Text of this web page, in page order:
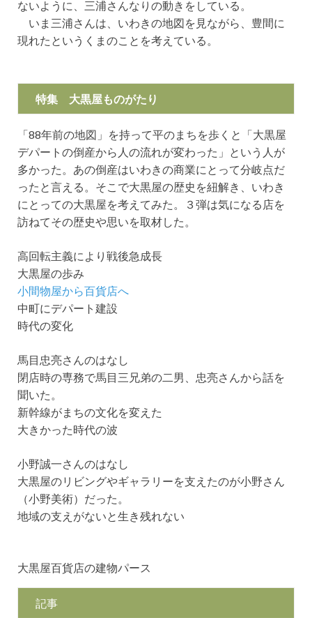
ないように、三浦さんなりの動きをしている。
いま三浦さんは、いわきの地図を見ながら、豊間に
現れたというくまのことを考えている。
特集 大黒屋ものがたり
「88年前の地図」を持って平のまちを歩くと「大黒屋
デパートの倒産から人の流れが変わった」という人が
多かった。あの倒産はいわきの商業にとって分岐点だ
ったと言える。そこで大黒屋の歴史を紐解き、いわき
にとっての大黒屋を考えてみた。３弾は気になる店を
訪ねてその歴史や思いを取材した。
高回転主義により戦後急成長
大黒屋の歩み
小間物屋から百貨店へ
中町にデパート建設
時代の変化
馬目忠亮さんのはなし
閉店時の専務で馬目三兄弟の二男、忠亮さんから話を
聞いた。
新幹線がまちの文化を変えた
大きかった時代の波
小野誠一さんのはなし
大黒屋のリビングやギャラリーを支えたのが小野さん
（小野美術）だった。
地域の支えがないと生き残れない
大黒屋百貨店の建物パース
記事